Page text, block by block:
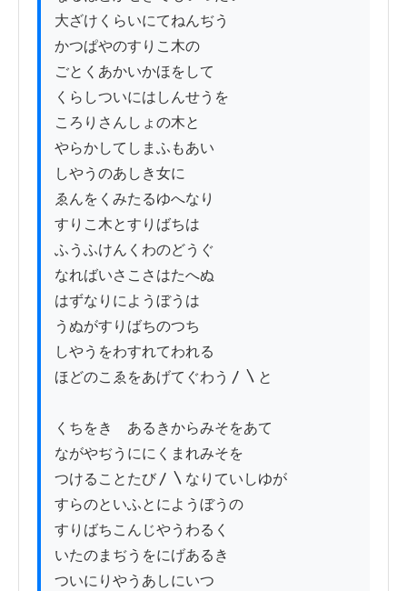
大ざけくらいにてねんぢう
かつぱやのすりこ木の
ごとくあかいかほをして
くらしついにはしんせうを
ころりさんしょの木と
やらかしてしまふもあい
しやうのあしき女に
ゑんをくみたるゆへなり
すりこ木とすりばちは
ふうふけんくわのどうぐ
なればいさこさはたへぬ
はずなりにようぼうは
うぬがすりばちのつち
しやうをわすれてわれる
ほどのこゑをあげてぐわう〳〵と
くちをきゝあるきからみそをあて
ながやぢうににくまれみそを
つけることたび〳〵なりていしゆが
すらのといふとにようぼうの
すりばちこんじやうわるく
いたのまぢうをにげあるき
ついにりやうあしにいつ